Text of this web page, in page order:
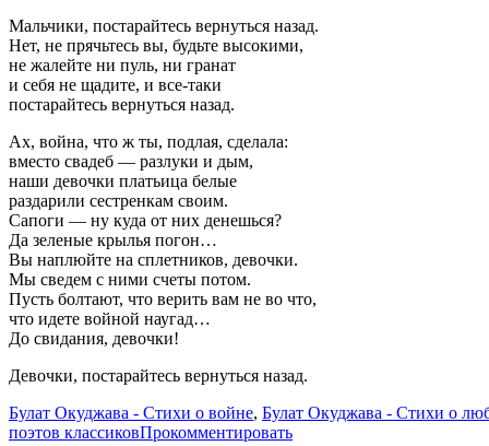
Мальчики, постарайтесь вернуться назад.
Нет, не прячьтесь вы, будьте высокими,
не жалейте ни пуль, ни гранат
и себя не щадите, и все-таки
постарайтесь вернуться назад.
Ах, война, что ж ты, подлая, сделала:
вместо свадеб — разлуки и дым,
наши девочки платьица белые
раздарили сестренкам своим.
Сапоги — ну куда от них денешься?
Да зеленые крылья погон…
Вы наплюйте на сплетников, девочки.
Мы сведем с ними счеты потом.
Пусть болтают, что верить вам не во что,
что идете войной наугад…
До свидания, девочки!
Девочки, постарайтесь вернуться назад.
Булат Окуджава - Стихи о войне, Булат Окуджава - Стихи о
поэтов классиковПрокомментировать